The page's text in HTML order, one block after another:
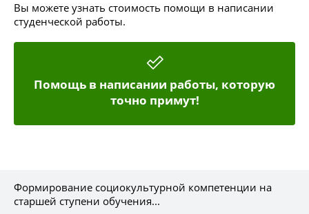
Вы можете узнать стоимость помощи в написании
студенческой работы.
Помощь в написании работы, которую
точно примут!
Формирование социокультурной компетенции на
старшей ступени обучения...